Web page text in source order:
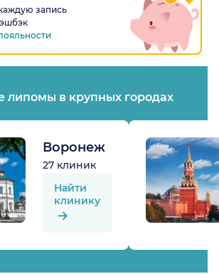
запись
липомы в крупных городах
Воронеж
27 клиник
Найти
клинику